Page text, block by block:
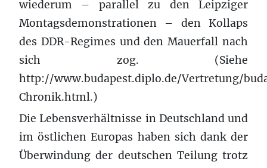
wiederum – parallel zu den Leipziger
Montagsdemonstrationen – den Kollaps
des DDR-Regimes und den Mauerfall nach
sich zog. (Siehe
http://www.budapest.diplo.de/Vertretung/
Chronik.html.)
Die Lebensverhältnisse in Deutschland und
im östlichen Europas haben sich dank der
Überwindung der deutschen Teilung trotz